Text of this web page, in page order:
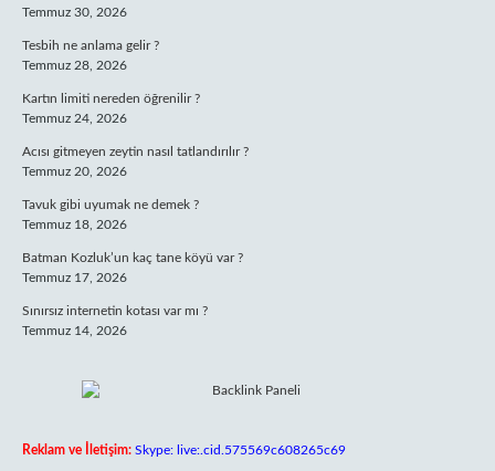
Temmuz 30, 2026
Tesbih ne anlama gelir ?
Temmuz 28, 2026
Kartın limiti nereden öğrenilir ?
Temmuz 24, 2026
Acısı gitmeyen zeytin nasıl tatlandırılır ?
Temmuz 20, 2026
Tavuk gibi uyumak ne demek ?
Temmuz 18, 2026
Batman Kozluk’un kaç tane köyü var ?
Temmuz 17, 2026
Sınırsız internetin kotası var mı ?
Temmuz 14, 2026
Reklam ve İletişim: Skype: live:.cid.575569c608265c69